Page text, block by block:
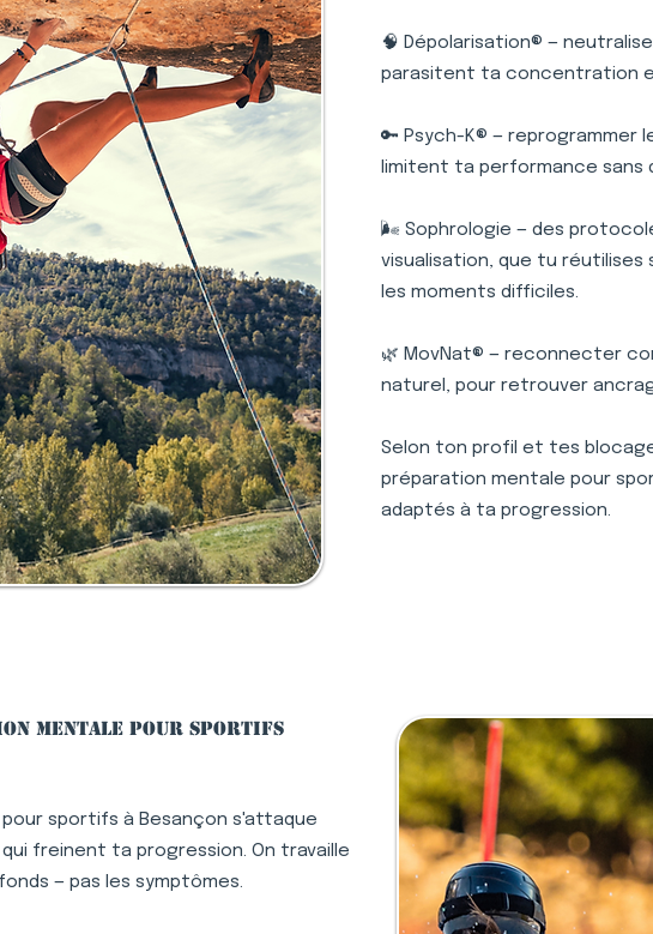
🧠 Dépolarisation® —
parasitent ta concentration
🔑 Psych-K® — reprogrammer
limitent ta performance sans
🌬️ Sophrologie — des
visualisation, que tu réutilises
les moments difficiles.
🌿 MovNat® — reconnecter
naturel, pour retrouver
Selon ton profil et tes
préparation mentale pour
adaptés à ta progression.
mentale pour sportifs
sportifs à Besançon s'attaque
freinent ta progression. On travaille
— pas les symptômes.